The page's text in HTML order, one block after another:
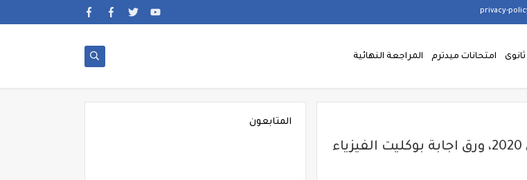
ثانوى امتحانات ميدترم المراجعة النهائية
إجابة امتحان الفيزياء للصف الثالث الثانوي الازهري 2020، ورق اجابة بوكليت الفيزياء
المتابعون